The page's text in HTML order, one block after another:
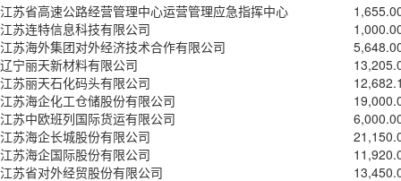
江苏省高速公路经营管理中心运营管理应急指挥中心
江苏连特信息科技有限公司
江苏海外集团对外经济技术合作有限公司
辽宁丽天新材料有限公司
江苏丽天石化码头有限公司
江苏海企化工仓储股份有限公司
江苏中欧班列国际货运有限公司
江苏海企长城股份有限公司
江苏海企国际股份有限公司
江苏省对外经贸股份有限公司